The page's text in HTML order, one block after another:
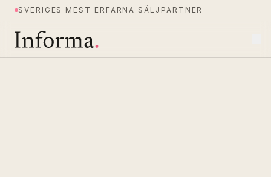
SVERIGES MEST ERFARNA SÄLJPARTNER